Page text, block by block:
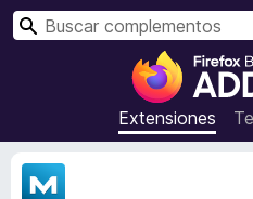
B
u
s
c
Extensiones
B
M